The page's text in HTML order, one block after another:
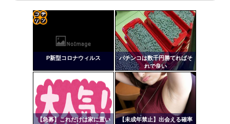
【画像】ペプシコーラ社、「こういうのでいいんだよ」
な新商品を発売
Powered by livedoor 相互RSS
P新型コロナウィルス
パチンコは数千円勝てればそ
れで良い
【急募】これだけは家に置い
【未成年禁止】出会える確率
ンク
自動
更新